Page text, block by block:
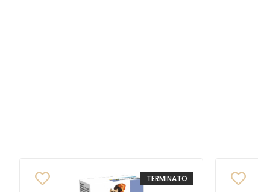
TERMINATO